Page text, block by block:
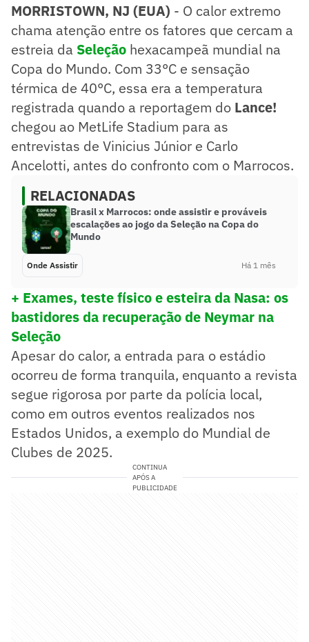
MORRISTOWN, NJ (EUA) - O calor extremo
chama atenção entre os fatores que cercam a
estreia da Seleção hexacampeã mundial na
Copa do Mundo. Com 33°C e sensação
térmica de 40°C, essa era a temperatura
registrada quando a reportagem do Lance!
chegou ao MetLife Stadium para as
entrevistas de Vinicius Júnior e Carlo
Ancelotti, antes do confronto com o Marrocos.
RELACIONADAS
Brasil x Marrocos: onde assistir e prováveis
escalações ao jogo da Seleção na Copa do
Mundo
Onde Assistir Há 1 mês
+ Exames, teste físico e esteira da Nasa: os
bastidores da recuperação de Neymar na
Seleção
Apesar do calor, a entrada para o estádio
ocorreu de forma tranquila, enquanto a revista
segue rigorosa por parte da polícia local,
como em outros eventos realizados nos
Estados Unidos, a exemplo do Mundial de
Clubes de 2025.
CONTINUA
APÓS A
PUBLICIDADE